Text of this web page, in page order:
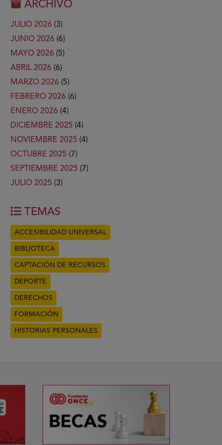
ARCHIVO
JULIO 2026 (3)
JUNIO 2026 (6)
MAYO 2026 (5)
ABRIL 2026 (6)
MARZO 2026 (5)
FEBRERO 2026 (6)
ENERO 2026 (4)
DICIEMBRE 2025 (4)
NOVIEMBRE 2025 (4)
OCTUBRE 2025 (7)
SEPTIEMBRE 2025 (7)
JULIO 2025 (3)
TEMAS
ACCESIBILIDAD UNIVERSAL
BIBLIOTECA
CAPTACIÓN DE RECURSOS
DEPORTE
DERECHOS
FORMACIÓN
HISTORIAS PERSONALES